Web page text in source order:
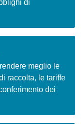
di
meglio le
raccolta, le tariffe
dei